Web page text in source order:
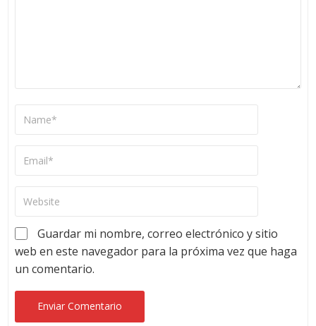
Guardar mi nombre, correo electrónico y sitio
web en este navegador para la próxima vez que haga
un comentario.